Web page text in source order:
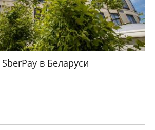
в Беларуси